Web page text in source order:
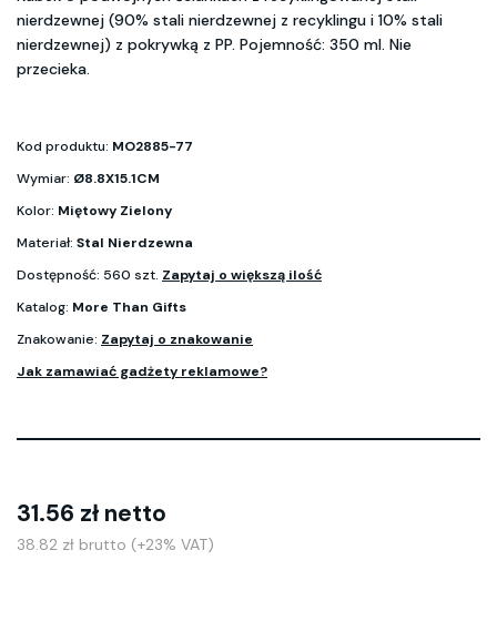
nierdzewnej (90% stali nierdzewnej z recyklingu i 10% stali
nierdzewnej) z pokrywką z PP. Pojemność: 350 ml. Nie
przecieka.
Kod produktu: MO2885-77
Wymiar: Ø8.8X15.1CM
Kolor: Miętowy Zielony
Materiał: Stal Nierdzewna
Dostępność: 560 szt. Zapytaj o większą ilość
Katalog: More Than Gifts
Znakowanie: Zapytaj o znakowanie
Jak zamawiać gadżety reklamowe?
31.56 zł netto
38.82 zł brutto (+23% VAT)